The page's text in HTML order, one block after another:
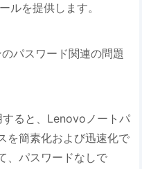
ルを提供します。
パスワード関連の問題
ると、Lenovoノートパ
を簡素化および迅速化で
、パスワードなしで